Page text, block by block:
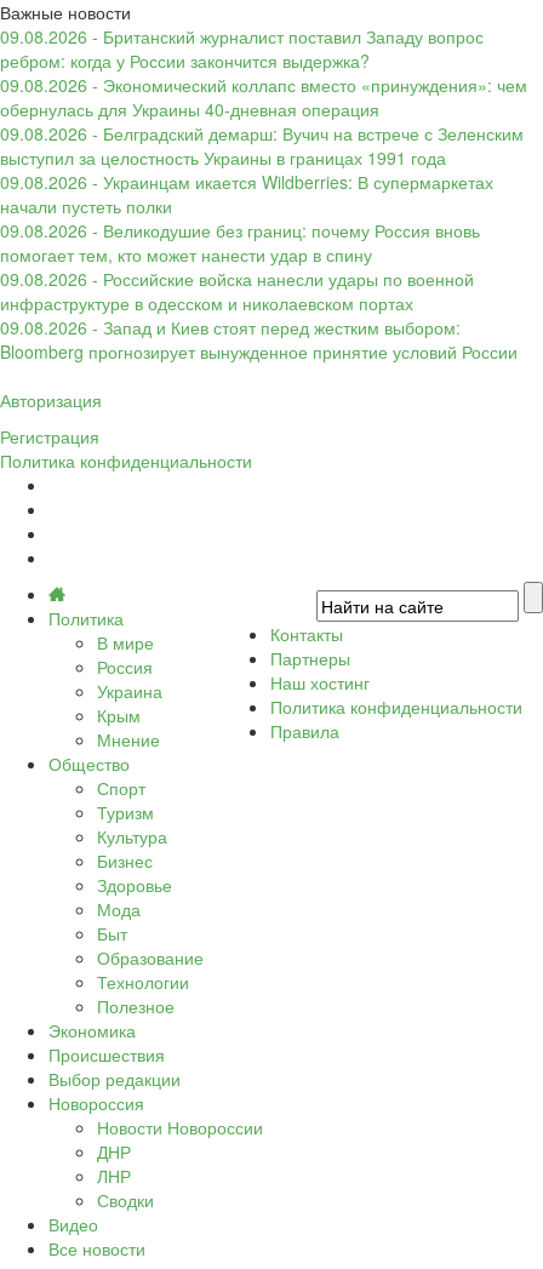
Важные новости
09.08.2026 - Британский журналист поставил Западу вопрос
ребром: когда у России закончится выдержка?
09.08.2026 - Экономический коллапс вместо «принуждения»: чем
обернулась для Украины 40-дневная операция
09.08.2026 - Белградский демарш: Вучич на встрече с Зеленским
выступил за целостность Украины в границах 1991 года
09.08.2026 - Украинцам икается Wildberries: В супермаркетах
начали пустеть полки
09.08.2026 - Великодушие без границ: почему Россия вновь
помогает тем, кто может нанести удар в спину
09.08.2026 - Российские войска нанесли удары по военной
инфраструктуре в одесском и николаевском портах
09.08.2026 - Запад и Киев стоят перед жестким выбором:
Bloomberg прогнозирует вынужденное принятие условий России
Авторизация
Регистрация
Политика конфиденциальности
Политика
В мире
Россия
Украина
Крым
Мнение
Общество
Спорт
Туризм
Культура
Бизнес
Здоровье
Мода
Быт
Образование
Технологии
Полезное
Экономика
Происшествия
Выбор редакции
Новороссия
Новости Новороссии
ДНР
ЛНР
Сводки
Видео
Все новости
Контакты
Партнеры
Наш хостинг
Политика конфиденциальности
Правила